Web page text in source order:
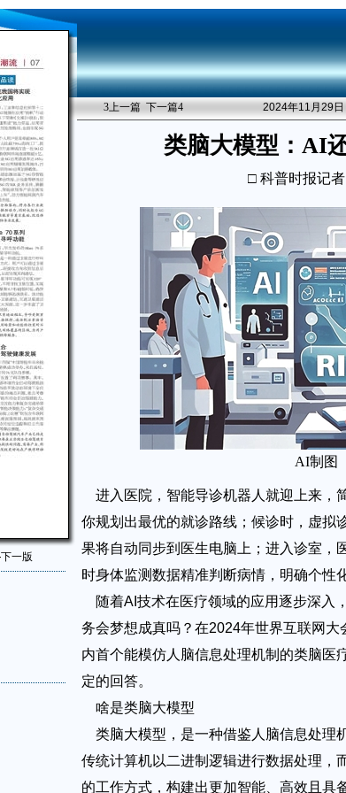
下一版
3上一篇 下一篇4 2024年11月29日
类脑大模型：AI
□ 科普时报记
AI制图
进入医院，智能导诊机器人就迎上来，
你规划出最优的就诊路线；候诊时，虚拟
果将自动同步到医生电脑上；进入诊室，
时身体监测数据精准判断病情，明确个
随着AI技术在医疗领域的应用逐步深入
务会梦想成真吗？在2024年世界互联网大
内首个能模仿人脑信息处理机制的类脑医
定的回答。
啥是类脑大模型
类脑大模型，是一种借鉴人脑信息处理
传统计算机以二进制逻辑进行数据处理，
的工作方式，构建出更加智能、高效且具